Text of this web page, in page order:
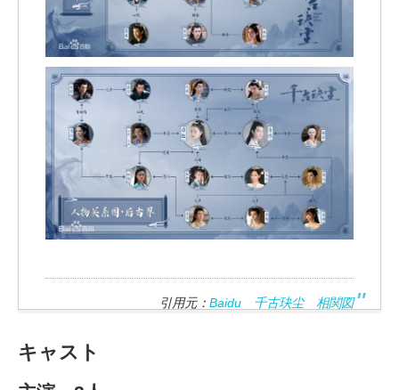
引用元： Baidu 千古玦尘 相関図
キャスト